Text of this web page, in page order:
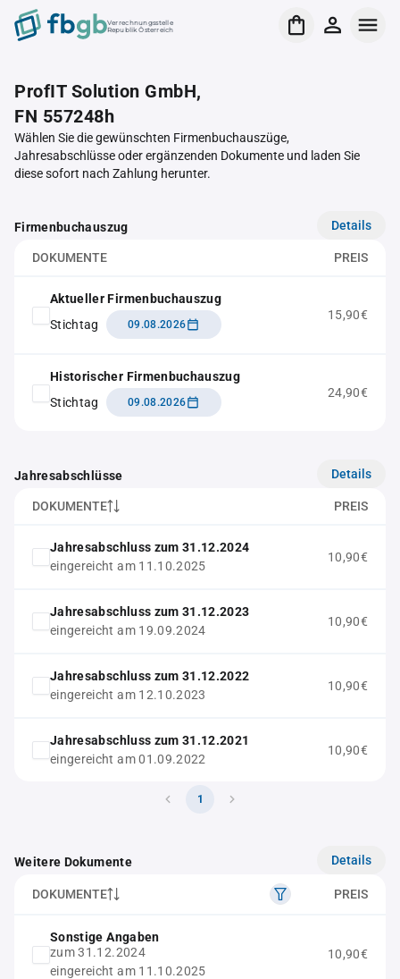
Verrechnungsstelle
Republik Österreich
ProfIT Solution GmbH,
FN 557248h
Wählen Sie die gewünschten Firmenbuchauszüge,
Jahresabschlüsse oder ergänzenden Dokumente und laden Sie
diese sofort nach Zahlung herunter.
Firmenbuchauszug Details
DOKUMENTE PREIS
Aktueller Firmenbuchauszug
Stichtag
09.08.2026
15,90€
Historischer Firmenbuchauszug
Stichtag
09.08.2026
24,90€
Jahresabschlüsse Details
DOKUMENTE PREIS
Jahresabschluss zum 31.12.2024
eingereicht am 11.10.2025
10,90€
Jahresabschluss zum 31.12.2023
eingereicht am 19.09.2024
10,90€
Jahresabschluss zum 31.12.2022
eingereicht am 12.10.2023
10,90€
Jahresabschluss zum 31.12.2021
eingereicht am 01.09.2022
10,90€
1
Weitere Dokumente Details
DOKUMENTE PREIS
Sonstige Angaben
zum 31.12.2024
eingereicht am 11.10.2025
10,90€